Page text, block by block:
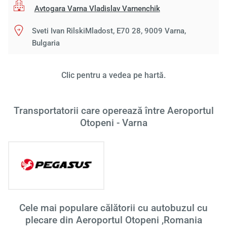
Avtogara Varna Vladislav Varnenchik
Sveti Ivan RilskiMladost, E70 28, 9009 Varna,
Bulgaria
Clic pentru a vedea pe hartă.
Transportatorii care operează între Aeroportul
Otopeni - Varna
Cele mai populare călătorii cu autobuzul cu
plecare din Aeroportul Otopeni ,Romania